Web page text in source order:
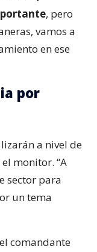
, pero
vamos a
en ese
por
a nivel de
monitor. “A
sector para
un tema
comandante